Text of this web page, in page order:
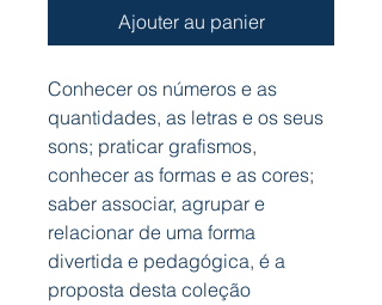
Ajouter au panier
Conhecer os números e as
quantidades, as letras e os seus
sons; praticar grafismos,
conhecer as formas e as cores;
saber associar, agrupar e
relacionar de uma forma
divertida e pedagógica, é a
proposta desta coleção